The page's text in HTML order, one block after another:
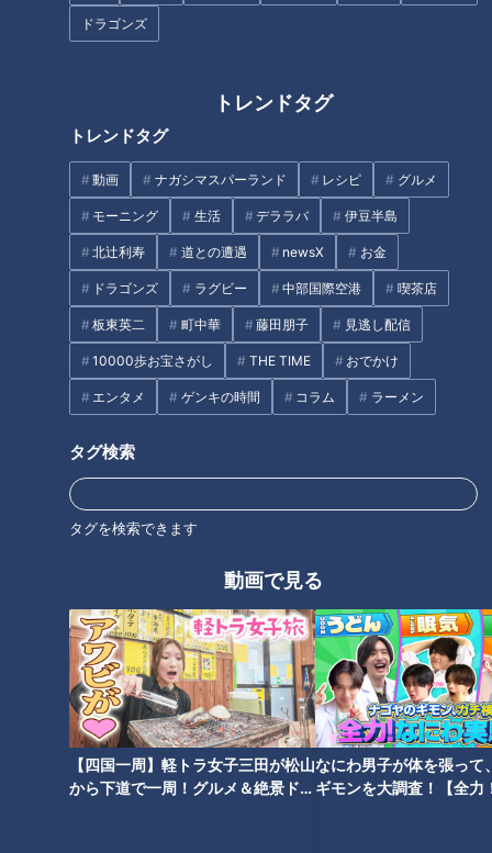
ドラゴンズ
トレンドタグ
トレンドタグ
動画 ナガシマスパーランド レシピ グルメ
モーニング 生活 デララバ 伊豆半島
北辻利寿 道との遭遇 newsX お金
ドラゴンズ ラグビー 中部国際空港 喫茶店
板東英二 町中華 藤田朋子 見逃し配信
10000歩お宝さがし THE TIME おでかけ
エンタメ ゲンキの時間 コラム ラーメン
タグ検索
タグを検索できます
動画で見る
【四国一周】軽トラ女子三田が松山
から下道で一周！グルメ＆絶景ドラ
なにわ男子が体を張って
ギモンを大調査！【全力
教えてくれるのは、大学生にして超人気料理研究家の「だれウ
マ」さん。YouTubeに「誰でも作れるウマいレシピ」を投稿
し、チャンネル登録者数は51万人超え。レシピ本8万部突破の
マスターに、ガンバレルーヤの2人が“ずぼら飯”レシピを教わ
マスター：このたび2冊目のレシピ本『悶絶ずぼら飯（1，320
円）』を出版しました。料理初心者や、料理をこれから始めよ
うと思っている方にぴったりのレシピ本です。見かけた際は是
非お買い求めくだ「サイドチェスト」！
よしこ＆まひる：（苦笑）